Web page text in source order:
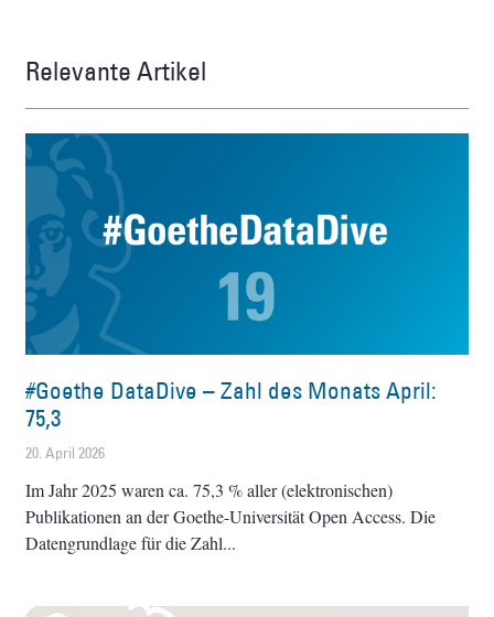
Relevante Artikel
#Goethe DataDive – Zahl des Monats April:
75,3
20. April 2026
Im Jahr 2025 waren ca. 75,3 % aller (elektronischen)
Publikationen an der Goethe-Universität Open Access. Die
Datengrundlage für die Zahl